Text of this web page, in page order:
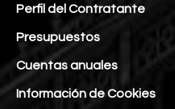
Perfil del Contratante
Presupuestos
Cuentas anuales
Información de Cookies